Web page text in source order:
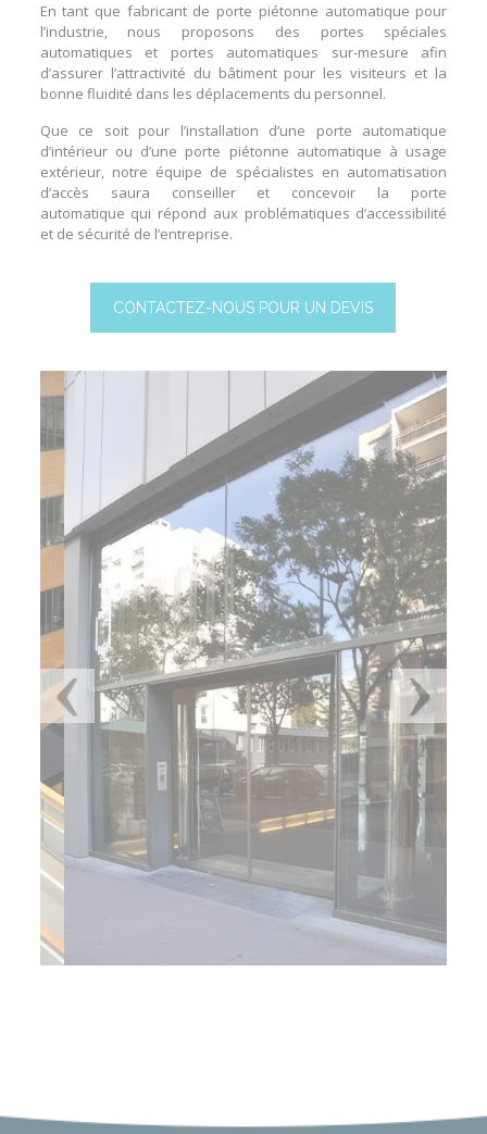
En tant que fabricant de porte piétonne automatique pour
l’industrie, nous proposons des portes spéciales
automatiques et portes automatiques sur-mesure afin
d’assurer l’attractivité du bâtiment pour les visiteurs et la
bonne fluidité dans les déplacements du personnel.
Que ce soit pour l’installation d’une porte automatique
d’intérieurou d’une porte piétonne automatique à usage
extérieur, notre équipe de spécialistes en automatisation
d’accès saura conseiller et concevoir la porte
automatique qui répond aux problématiques d’accessibilité
et de sécurité de l’entreprise.
CONTACTEZ-NOUS POUR UN DEVIS